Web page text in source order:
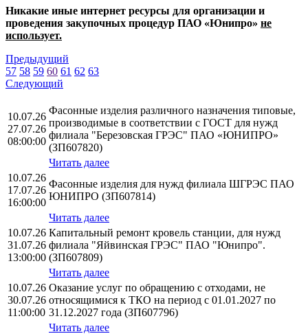
Никакие иные интернет ресурсы для организации и
проведения закупочных процедур ПАО «Юнипро» не
использует.
Предыдущий
57 58 59 60 61 62 63
Следующий
10.07.26
27.07.26
08:00:00
Фасонные изделия различного назначения типовые,
производимые в соответствии с ГОСТ для нужд
филиала "Березовская ГРЭС" ПАО «ЮНИПРО»
(ЗП607820)
Читать далее
10.07.26
17.07.26
16:00:00
Фасонные изделия для нужд филиала ШГРЭС ПАО
ЮНИПРО (ЗП607814)
Читать далее
10.07.26
31.07.26
13:00:00
Капитальный ремонт кровель станции, для нужд
филиала "Яйвинская ГРЭС" ПАО "Юнипро".
(ЗП607809)
Читать далее
10.07.26
30.07.26
11:00:00
Оказание услуг по обращению с отходами, не
относящимися к ТКО на период с 01.01.2027 по
31.12.2027 года (ЗП607796)
Читать далее